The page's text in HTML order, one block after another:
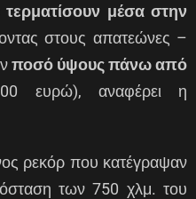
μέσα στην
στους απατεώνες –
ποσό ύψους πάνω από
ευρώ), αναφέρει η
ρεκόρ που κατέγραψαν
των 750 χλμ. του